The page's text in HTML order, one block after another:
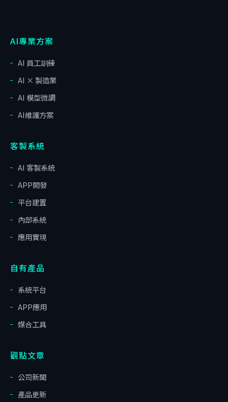
AI專業方案
AI 員工訓練
AI × 製造業
AI 模型微調
AI維護方案
客製系統
AI 客製系統
APP開發
平台建置
內部系統
應用實現
自有產品
系統平台
APP應用
媒合工具
觀點文章
公司新聞
產品更新